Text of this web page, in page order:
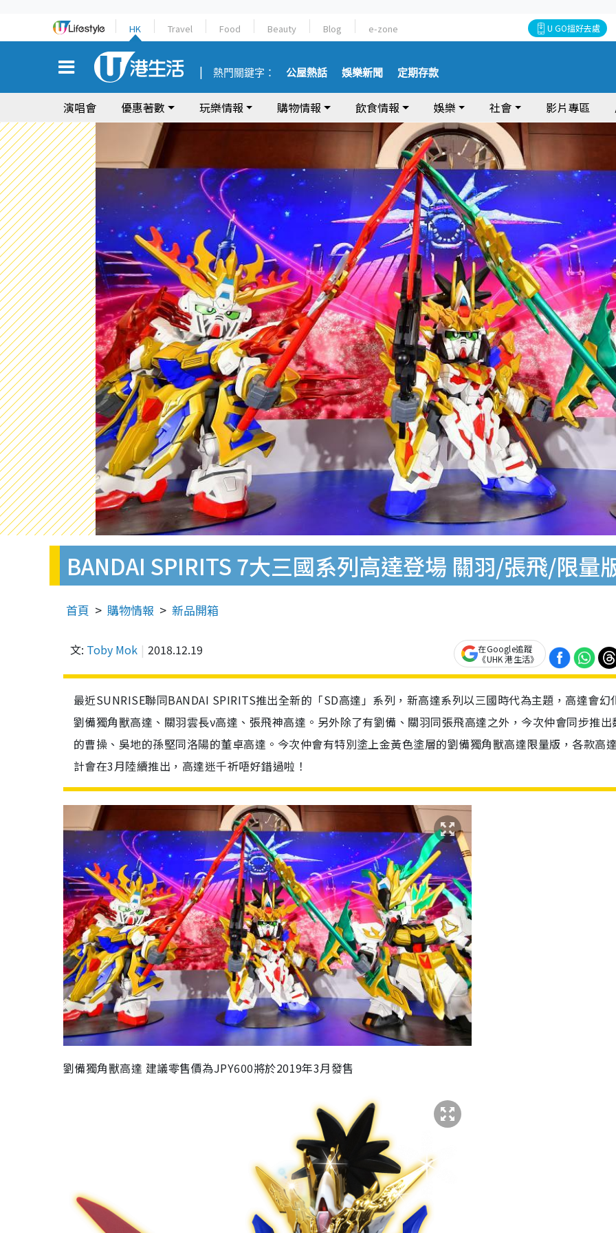
HK Travel Food Beauty Blog e-zone U GO搵好去處
熱門關鍵字： 公屋熱話 娛樂新聞 定期存款
演唱會 優惠著數 玩樂情報 購物情報 飲食情報 娛樂 社會 影片專區
BANDAI SPIRITS 7大三國系列高達登場 關羽/張飛/限量
首頁 購物情報 新品開箱
文: Toby Mok 2018.12.19
在Google追蹤
《UHK 港生活》
最近SUNRISE聯同BANDAI SPIRITS推出全新的「SD高達」系列，新高達系列以三國時代為主題，高達會幻
劉備獨角獸高達、關羽雲長ν高達、張飛神高達。另外除了有劉備、關羽同張飛高達之外，今次仲會同步推出
的曹操、吳地的孫堅同洛陽的董卓高達。今次仲會有特別塗上金黃色塗層的劉備獨角獸高達限量版，各款高
計會在3月陸續推出，高達迷千祈唔好錯過啦！
劉備獨角獸高達 建議零售價為JPY600將於2019年3月發售